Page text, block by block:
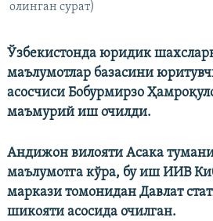
олинган сурат)
Ўзбекистонда юридик
маълумотлар базасини
асосчиси Бобурмирзо
маъмурий иш очилди.
Андижон вилояти Асака
маълумотга кўра, бу иш ИИВ
маркази томонидан Давлат
шикояти асосида очилган.